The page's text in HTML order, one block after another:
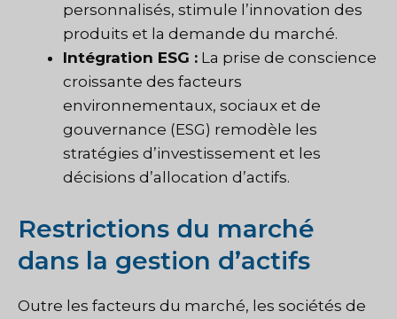
personnalisés, stimule l’innovation des
produits et la demande du marché.
Intégration ESG : La prise de conscience
croissante des facteurs
environnementaux, sociaux et de
gouvernance (ESG) remodèle les
stratégies d’investissement et les
décisions d’allocation d’actifs.
Restrictions du marché
dans la gestion d’actifs
Outre les facteurs du marché, les sociétés de